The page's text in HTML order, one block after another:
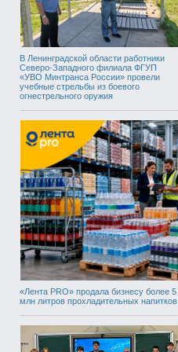
В Ленинградской области работники
Северо-Западного филиала ФГУП
«УВО Минтранса России» провели
учебные стрельбы из боевого
огнестрельного оружия
«Лента PRO» продала бизнесу более 5
млн литров прохладительных напитков